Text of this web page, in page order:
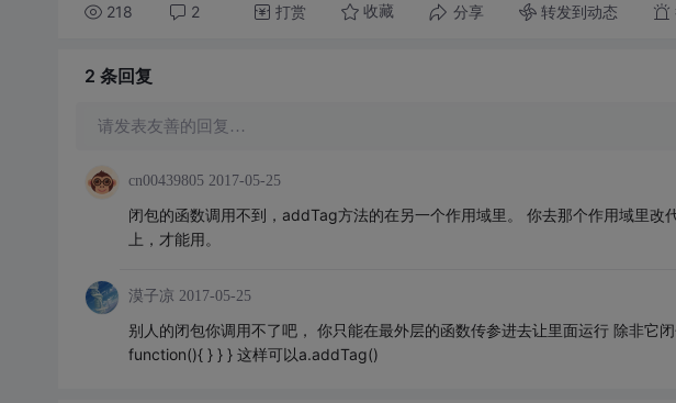
218 2 打赏 收藏 分享 转发到动态
2 条回复
请发表友善的回复…
cn00439805 2017-05-25
闭包的函数调用不到，addTag方法的在另一个作用域里。 你去那个作用域里改
上，才能用。
漠子凉 2017-05-25
别人的闭包你调用不了吧， 你只能在最外层的函数传参进去让里面运行 除非
function(){ } } } 这样可以a.addTag()